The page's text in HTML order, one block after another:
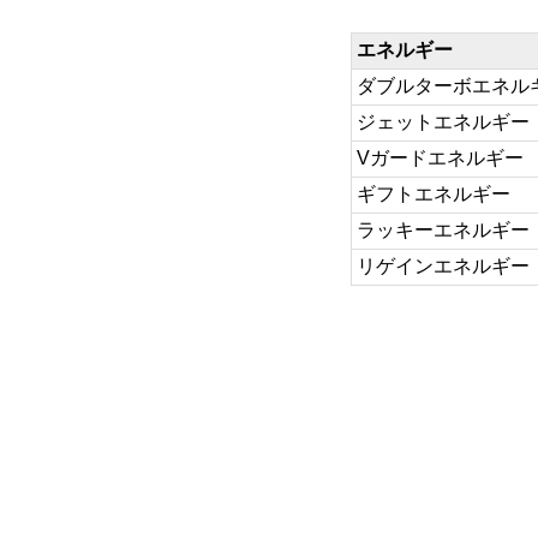
エネルギー
ダブルターボエネル
ジェットエネルギー
Vガードエネルギー
ギフトエネルギー
ラッキーエネルギー
リゲインエネルギー